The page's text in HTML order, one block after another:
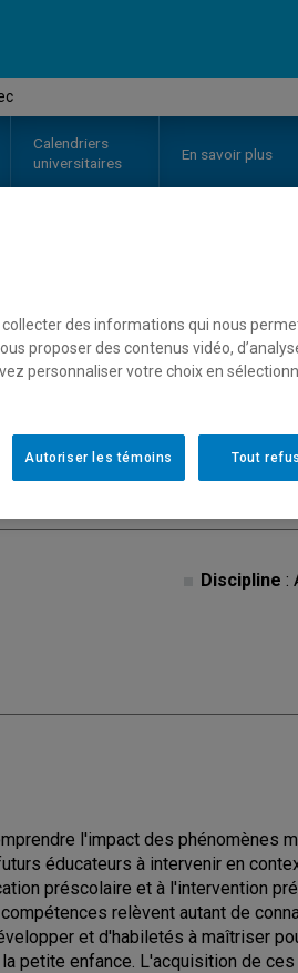
Calendriers
universitaires
En savoir plus
Petite enfance
Horaire -
Discipline :
l'impact des phénomènes
éducateurs à intervenir en
préscolaire et à l'intervention
relèvent autant de
et d'habiletés à maîtriser
petite enfance. L'acquisition de
des informations qui nous
proposer des contenus vidéo,
personnaliser votre choix en
Tout
Autoriser les témoins